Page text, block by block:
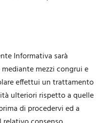
Informativa sarà
mezzi congrui e
effettui un trattamento
ulteriori rispetto a quelle
di procedervi ed a